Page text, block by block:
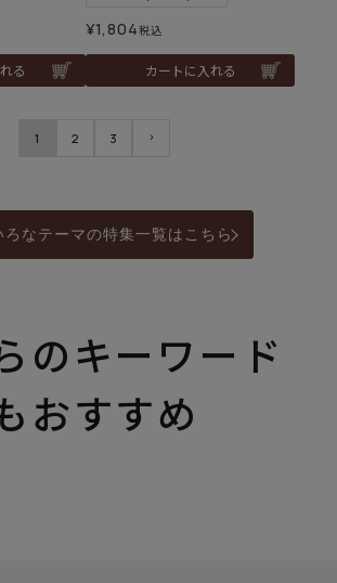
る
¥1,804税込
カートに入れる
1 2 3
ろなテーマの特集一覧はこちら
のキーワード
おすすめ